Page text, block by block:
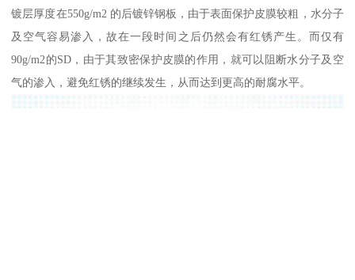
镀层厚度在550g/m2 的后镀锌钢板，由于表面保护皮膜较粗，水分子
及空气容易渗入，故在一段时间之后仍然会有红锈产生。而仅有
90g/m2的SD，由于其致密保护皮膜的作用，就可以阻断水分子及空
气的渗入，避免红锈的继续发生，从而达到更高的耐腐水平。